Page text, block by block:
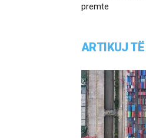
premte
ARTIKUJ